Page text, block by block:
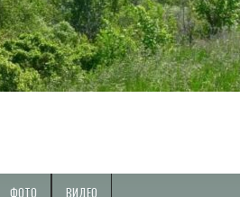
ФОТО ВИДЕО